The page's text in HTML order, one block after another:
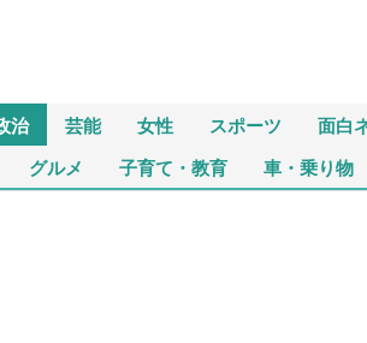
治 芸能 女性 スポーツ 面白
グルメ 子育て・教育 車・乗り物